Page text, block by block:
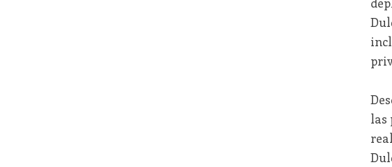
las